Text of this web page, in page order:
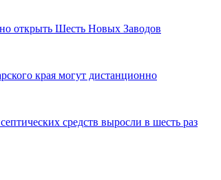
открыть Шесть Новых Заводов
края могут дистанционно
средств выросли в шесть раз